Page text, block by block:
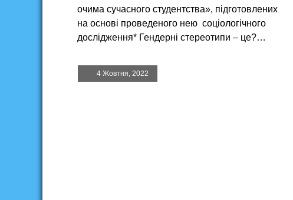
очима сучасного студентства», підготовлених
на основі проведеного нею соціологічного
дослідження* Гендерні стереотипи – це?…
4 Жовтня, 2022